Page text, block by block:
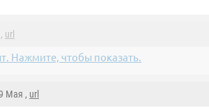
url
Нажмите, чтобы показать.
Мая , url